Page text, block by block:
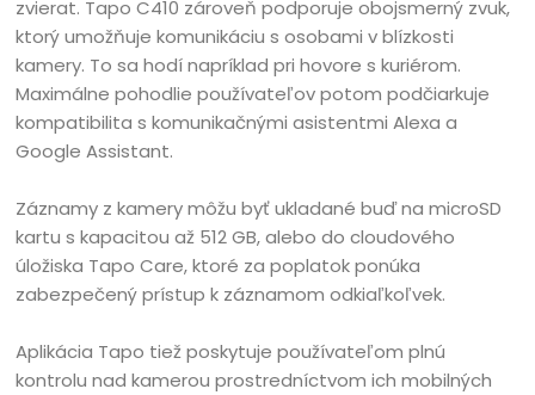
zvierat. Tapo C410 zároveň podporuje obojsmerný zvuk,
ktorý umožňuje komunikáciu s osobami v blízkosti
kamery. To sa hodí napríklad pri hovore s kuriérom.
Maximálne pohodlie používateľov potom podčiarkuje
kompatibilita s komunikačnými asistentmi Alexa a
Google Assistant.
Záznamy z kamery môžu byť ukladané buď na microSD
kartu s kapacitou až 512 GB, alebo do cloudového
úložiska Tapo Care, ktoré za poplatok ponúka
zabezpečený prístup k záznamom odkiaľkoľvek.
Aplikácia Tapo tiež poskytuje používateľom plnú
kontrolu nad kamerou prostredníctvom ich mobilných